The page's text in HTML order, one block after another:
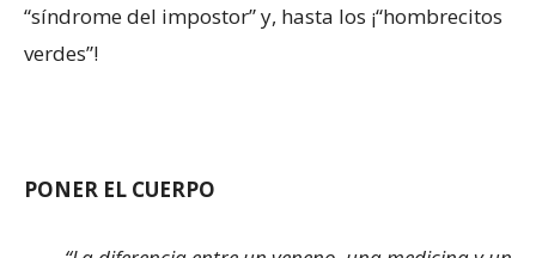
“síndrome del impostor” y, hasta los ¡“hombrecitos
verdes”!
PONER EL CUERPO